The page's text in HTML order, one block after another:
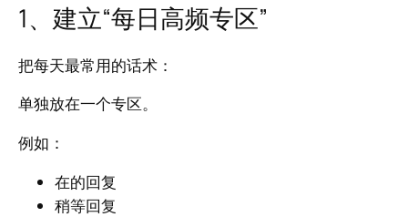
1、建立“每日高频专区”
把每天最常用的话术：
单独放在一个专区。
例如：
在的回复
稍等回复